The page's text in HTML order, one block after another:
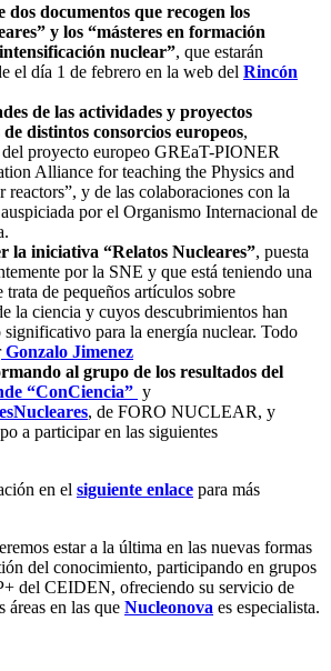
dos documentos que recogen los
y los “másteres en formación
nuclear”, que estarán
el día 1 de febrero en la web del Rincón
de las actividades y proyectos
distintos consorcios europeos,
proyecto europeo GREaT-PIONER
Alliance for teaching the Physics and
reactors”, y de las colaboraciones con la
por el Organismo Internacional de
la iniciativa “Relatos Nucleares”, puesta
por la SNE y que está teniendo una
trata de pequeños artículos sobre
la ciencia y cuyos descubrimientos han
significativo para la energía nuclear. Todo
Gonzalo Jimenez
al grupo de los resultados del
“ConCiencia” y
, de FORO NUCLEAR, y
a participar en las siguientes
en el siguiente enlace para más
estar a la última en las nuevas formas
del conocimiento, participando en grupos
del CEIDEN, ofreciendo su servicio de
áreas en las que Nucleonova es especialista.